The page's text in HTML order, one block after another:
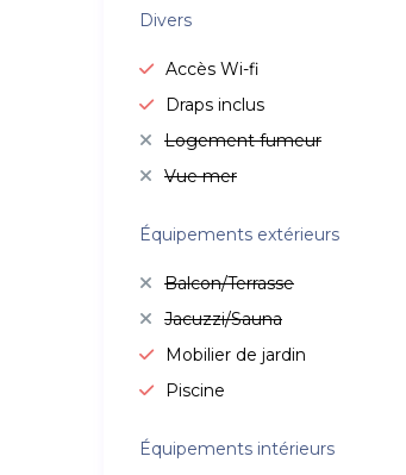
Divers
Accès Wi-fi
Draps inclus
Logement fumeur
Vue mer
Équipements extérieurs
Balcon/Terrasse
Jacuzzi/Sauna
Mobilier de jardin
Piscine
Équipements intérieurs